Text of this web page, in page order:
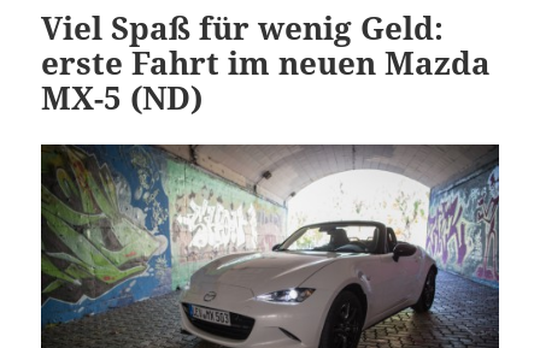
Viel Spaß für wenig Geld:
erste Fahrt im neuen Mazda
MX-5 (ND)